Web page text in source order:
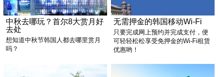
中秋去哪玩？首尔8大赏月好
去处
想知道中秋节韩国人都去哪里赏月
吗？
无需押金的韩国移动Wi-Fi
只要完成网上预约并完成支付，便
可轻轻松松享受免押金的Wi-Fi租赁
优惠哟！